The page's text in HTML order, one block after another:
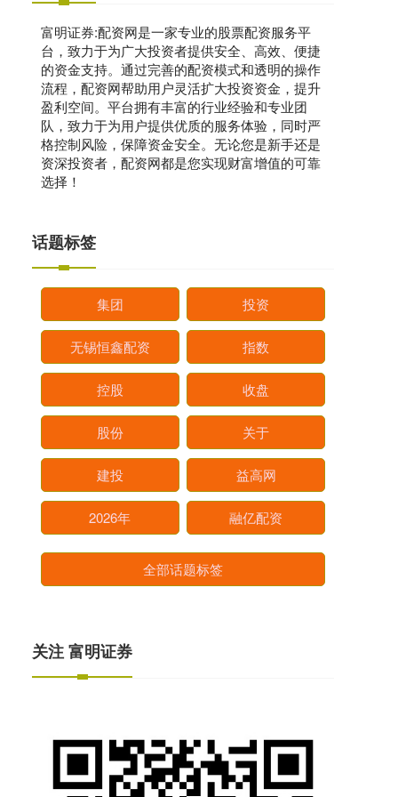
富明证券:配资网是一家专业的股票配资服务平
台，致力于为广大投资者提供安全、高效、便捷
的资金支持。通过完善的配资模式和透明的操作
流程，配资网帮助用户灵活扩大投资资金，提升
盈利空间。平台拥有丰富的行业经验和专业团
队，致力于为用户提供优质的服务体验，同时严
格控制风险，保障资金安全。无论您是新手还是
资深投资者，配资网都是您实现财富增值的可靠
选择！
话题标签
集团 投资
无锡恒鑫配资 指数
控股 收盘
股份 关于
建投 益高网
2026年 融亿配资
全部话题标签
关注 富明证券